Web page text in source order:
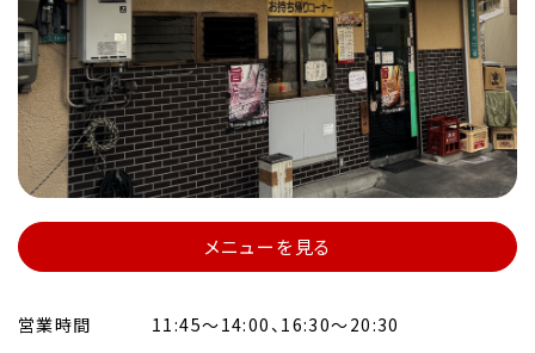
メニューを見る
営業時間
11:45～14:00、16:30～20:30